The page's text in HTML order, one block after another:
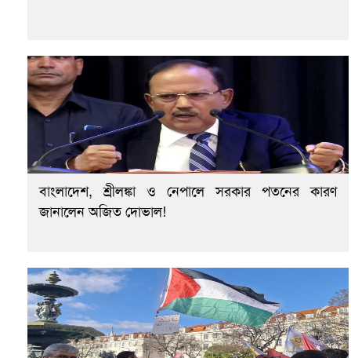
বাংলাদেশ, শ্রীলঙ্কা ও নেপালে সরকার পতনের কারণ
জানালেন অজিত দোভাল!